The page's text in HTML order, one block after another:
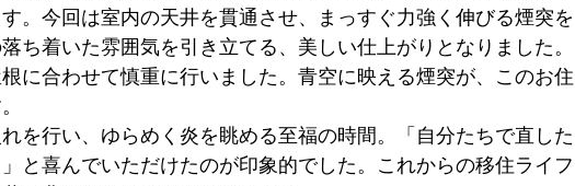
。今回は室内の天井を貫通させ、まっすぐ力強く伸びる煙突を
ち着いた雰囲気を引き立てる、美しい仕上がりとなりました。
に合わせて慎重に行いました。青空に映える煙突が、このお住
を行い、ゆらめく炎を眺める至福の時間。「自分たちで直した
と喜んでいただけたのが印象的でした。これからの移住ライフ